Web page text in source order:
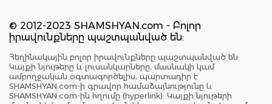
© 2012-2023 SHAMSHYAN.com - Բոլոր
իրավունքները պաշտպանված են:
Հեղինակային բոլոր իրավունքները պաշտպանված են:
Կայքի նյութերը և լուսանկարները, մասնակի կամ
ամբողջական օգտագործելիս, պարտադիր է
SHAMSHYAN.com-ի գրավոր համաձայնությունը և
SHAMSHYAN.com-ին հղումը (hyperlink): Կայքի նյութերի